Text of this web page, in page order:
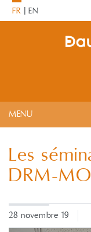
FR EN
MENU
Les
DRM-
28 novembre 19